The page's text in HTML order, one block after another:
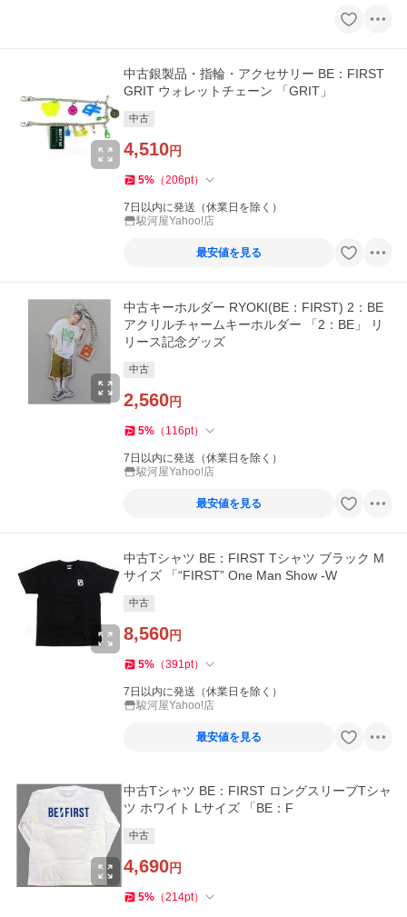
中古銀製品・指輪・アクセサリー BE：FIRST
GRIT ウォレットチェーン 「GRIT」
中古
4,510円
5% （206pt）
7日以内に発送（休業日を除く）
駿河屋Yahoo!店
最安値を見る
中古キーホルダー RYOKI(BE：FIRST) 2：BE
アクリルチャームキーホルダー 「2：BE」 リ
リース記念グッズ
中古
2,560円
5% （ 116pt）
7日以内に発送（休業日を除く）
駿河屋Yahoo!店
最安値を見る
中古Tシャツ BE：FIRST Tシャツ ブラック M
サイズ 「“FIRST” One Man Show -W
中古
8,560円
5% （391pt）
7日以内に発送（休業日を除く）
駿河屋Yahoo!店
最安値を見る
中古Tシャツ BE：FIRST ロングスリーブTシャ
ツ ホワイト Lサイズ 「BE：F
中古
4,690円
5% （214pt）